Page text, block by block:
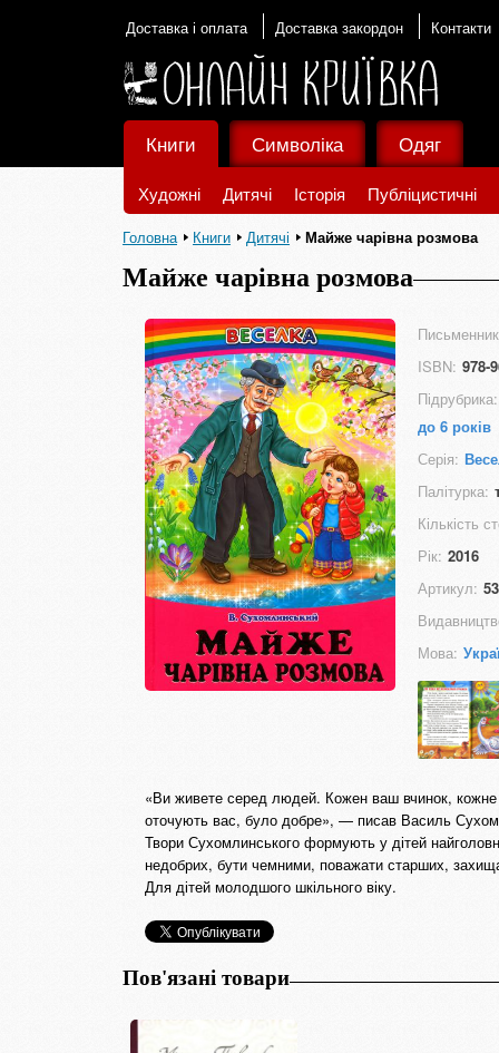
Доставка і оплата Доставка закордон Контакти
Книги
Художні Дитячі Історія Публіцистичні
Символіка Одяг
Головна Книги Дитячі Майже чарівна розмова
Майже чарівна розмова
ISBN: 978-
Підрубрика:
до 6 років
Серія:
Палітурка:
Кількість
Рік: 2016
Артикул:
Мова:
«Ви живете серед людей. Кожен ваш вчинок,
оточують вас, було добре», — писав Василь
Твори Сухомлинського формують у дітей
недобрих, бути чемними, поважати старших,
Для дітей молодшого шкільного віку.
Пов'язані товари